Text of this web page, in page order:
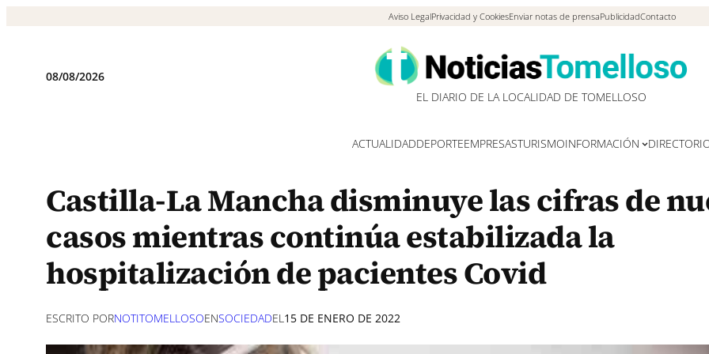
Aviso LegalPrivacidad y CookiesEnviar notas de prensaPublicidadContacto
08/08/2026
EL DIARIO DE LA LOCALIDAD DE TOMELLOSO
ACTUALIDADDEPORTEEMPRESASTURISMOINFORMACIÓN
Castilla-La Mancha disminuye las cifras de
casos mientras continúa estabilizada la
hospitalización de pacientes Covid
ESCRITO PORNOTITOMELLOSOENSOCIEDADEL15 DE ENERO DE 2022